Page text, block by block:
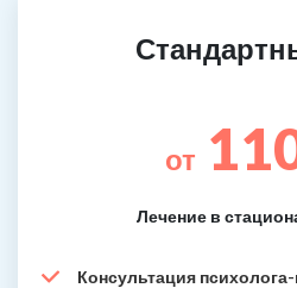
от
Лечение в
Консультация